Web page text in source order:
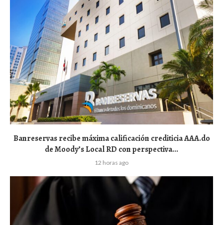
Banreservas recibe máxima calificación crediticia AAA.do
de Moody’s Local RD con perspectiva...
12 horas ago